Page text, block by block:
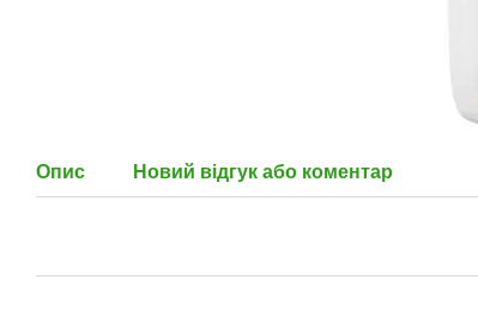
Опис Новий відгук або коментар